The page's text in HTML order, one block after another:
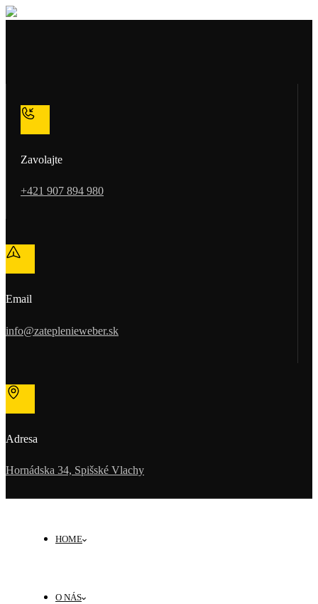
Zavolajte
+421 907 894 980
Email
info@zateplenieweber.sk
Adresa
Hornádska 34, Spišské Vlachy
HOME
O NÁS